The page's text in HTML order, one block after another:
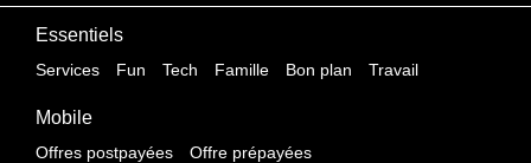
Essentiels
Services Fun Tech Famille Bon plan Travail
Mobile
Offres postpayées Offre prépayées